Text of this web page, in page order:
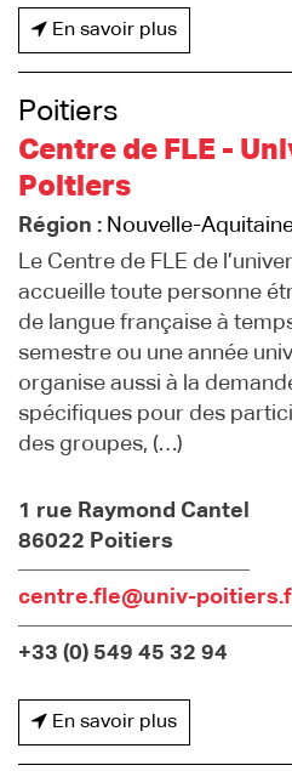
En savoir plus
Poitiers
Centre de FLE -
Poitiers
Région : Nouvelle-
Le Centre de FLE de
accueille toute personne
de langue française à
semestre ou une année
organise aussi à la
spécifiques pour des
des groupes, (…)
1 rue Raymond Cantel
86022 Poitiers
centre.fle@univ-
+33 (0) 549 45 32 94
En savoir plus